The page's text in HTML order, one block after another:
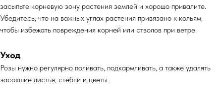
засыпьте корневую зону растения землей и хорошо привалите.
Убедитесь, что на важных углах растения привязано к кольям,
чтобы избежать повреждения корней или стволов при ветре.
Уход
Розы нужно регулярно поливать, подкармливать, а также удалять
засохшие листья, стебли и цветы.